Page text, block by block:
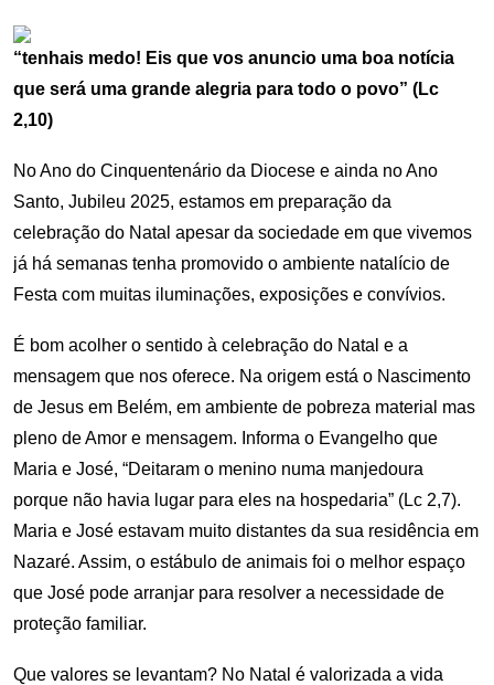
“tenhais medo! Eis que vos anuncio uma boa notícia
que será uma grande alegria para todo o povo” (Lc
2,10)
No Ano do Cinquentenário da Diocese e ainda no Ano
Santo, Jubileu 2025, estamos em preparação da
celebração do Natal apesar da sociedade em que vivemos
já há semanas tenha promovido o ambiente natalício de
Festa com muitas iluminações, exposições e convívios.
É bom acolher o sentido à celebração do Natal e a
mensagem que nos oferece. Na origem está o Nascimento
de Jesus em Belém, em ambiente de pobreza material mas
pleno de Amor e mensagem. Informa o Evangelho que
Maria e José, “Deitaram o menino numa manjedoura
porque não havia lugar para eles na hospedaria” (Lc 2,7).
Maria e José estavam muito distantes da sua residência em
Nazaré. Assim, o estábulo de animais foi o melhor espaço
que José pode arranjar para resolver a necessidade de
proteção familiar.
Que valores se levantam? No Natal é valorizada a vida